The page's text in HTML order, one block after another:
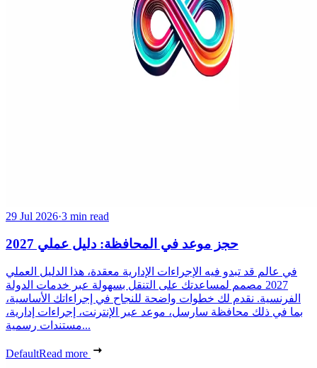
29 Jul 2026·3 min read
حجز موعد في المحافظة: دليل عملي 2027
في عالم قد تبدو فيه الإجراءات الإدارية معقدة، هذا الدليل العملي
2027 مصمم لمساعدتك على التنقل بسهولة عبر خدمات الدولة
الفرنسية. نقدم لك خطوات واضحة للنجاح في إجراءاتك الأساسية،
بما في ذلك محافظة سارسل، موعد عبر الإنترنت، إجراءات إدارية،
مستندات رسمية...
DefaultRead more